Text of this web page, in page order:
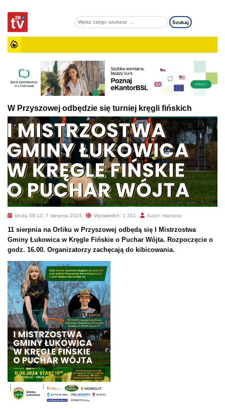
W Przyszowej odbędzie się turniej kręgli fińskich
środa 08:13, 7 sierpnia 2024 Wyświetleń: 1 241 Autor: mantosz
11 sierpnia na Orliku w Przyszowej odbędą się I Mistrzostwa
Gminy Łukowica w Kręgle Fińskie o Puchar Wójta. Rozpoczęcie o
godz. 16.00. Organizatorzy zachęcają do kibicowania.